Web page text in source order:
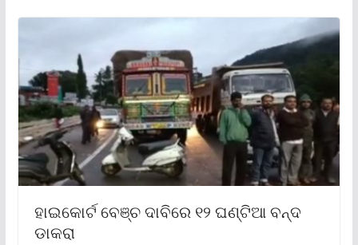
ହାଇକୋର୍ଟ ବେଞ୍ଚ ଦାବିରେ ୧୨ ଘଣ୍ଟିଆ ବନ୍ଦ
ଡାକରା